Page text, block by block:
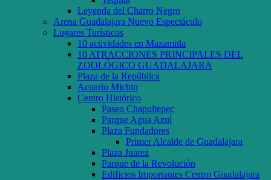
Leyenda del Charro Negro
Arena Guadalajara Nuevo Espectáculo
Lugares Turísticos
10 actividades en Mazamitla
10 ATRACCIONES PRINCIPALES DEL
ZOOLÓGICO GUADALAJARA
Plaza de la República
Acuario Michin
Centro Histórico
Paseo Chapultepec
Parque Agua Azul
Plaza Fundadores
Primer Alcalde de Guadalajara
Plaza Juarez
Parque de la Revolución
Edificios Importantes Centro Guadalajara